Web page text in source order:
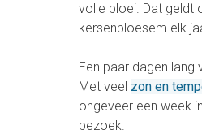
volle bloei. Dat geldt
kersenbloesem elk
Een paar dagen lang
Met veel zon en
ongeveer een week
bezoek.